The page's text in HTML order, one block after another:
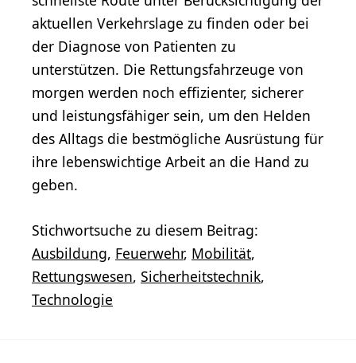
aktuellen Verkehrslage zu finden oder bei
der Diagnose von Patienten zu
unterstützen. Die Rettungsfahrzeuge von
morgen werden noch effizienter, sicherer
und leistungsfähiger sein, um den Helden
des Alltags die bestmögliche Ausrüstung für
ihre lebenswichtige Arbeit an die Hand zu
geben.
Stichwortsuche zu diesem Beitrag:
Ausbildung, Feuerwehr, Mobilität,
Rettungswesen, Sicherheitstechnik,
Technologie